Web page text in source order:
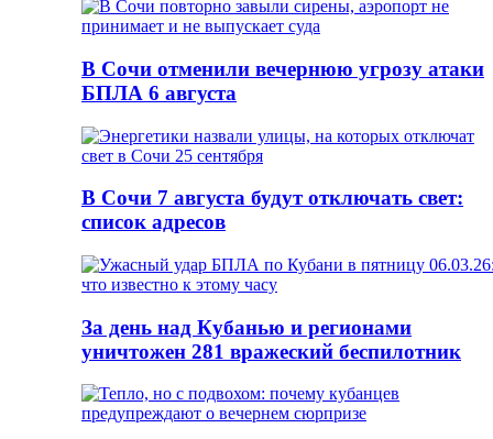
В Сочи отменили вечернюю угрозу атаки
БПЛА 6 августа
В Сочи 7 августа будут отключать свет:
список адресов
За день над Кубанью и регионами
уничтожен 281 вражеский беспилотник